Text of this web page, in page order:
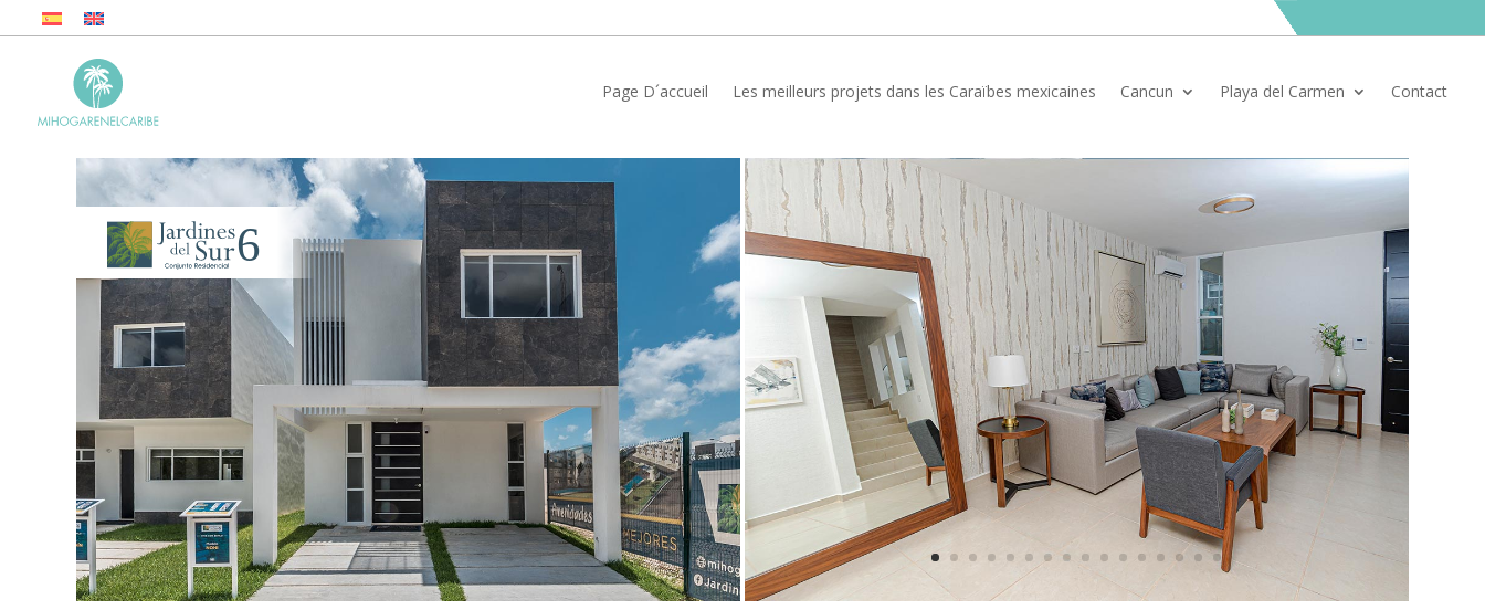
Page D´accueil Les meilleurs projets dans les Caraïbes mexicaines Cancun Playa del Carmen Contact